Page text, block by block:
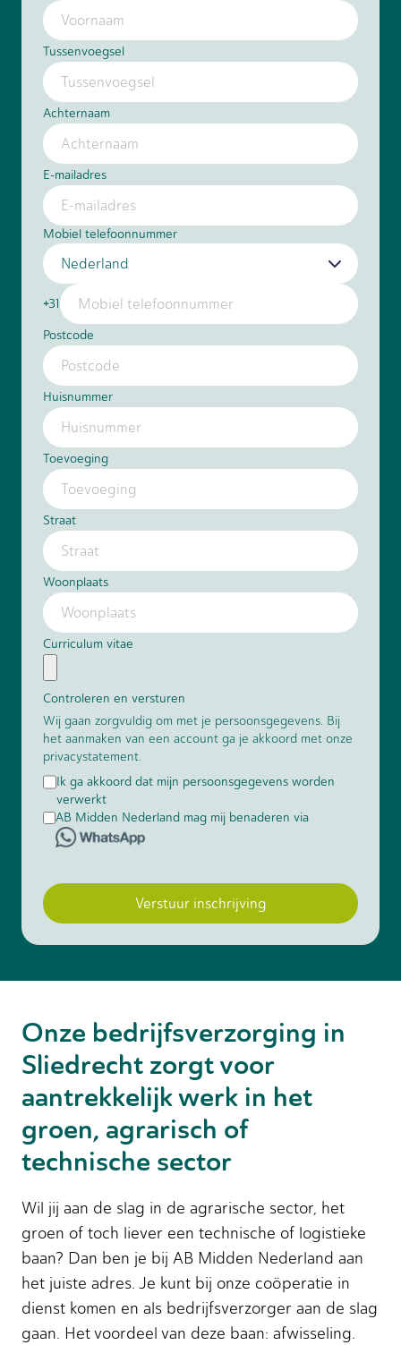
Tussenvoegsel
Achternaam
E-mailadres
Mobiel telefoonnummer
+31
Postcode
Huisnummer
Toevoeging
Straat
Woonplaats
Curriculum vitae
Controleren en versturen
Wij gaan zorgvuldig om met je persoonsgegevens. Bij
het aanmaken van een account ga je akkoord met onze
privacystatement.
Ik ga akkoord dat mijn persoonsgegevens worden
verwerkt
AB Midden Nederland mag mij benaderen via
Verstuur inschrijving
Onze bedrijfsverzorging in
Sliedrecht zorgt voor
aantrekkelijk werk in het
groen, agrarisch of
technische sector
Wil jij aan de slag in de agrarische sector, het
groen of toch liever een technische of logistieke
baan? Dan ben je bij AB Midden Nederland aan
het juiste adres. Je kunt bij onze coöperatie in
dienst komen en als bedrijfsverzorger aan de slag
gaan. Het voordeel van deze baan: afwisseling.